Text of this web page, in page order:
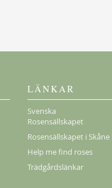
LÄNKAR
Svenska
Rosensällskapet
Rosensällskapet i Skåne
Help me find roses
Trädgårdslänkar